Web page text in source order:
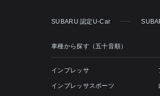
SUBARU 認定U-Car
車種から探す（五十音順）
インプレッサ
インプレッサスポーツ